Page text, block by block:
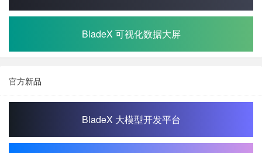
BladeX 可视化数据大屏
官方新品
BladeX 大模型开发平台